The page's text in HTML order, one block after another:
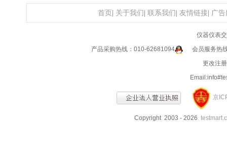
首页 关于我们 联系我们 友情链接| 广告
仪器仪表
产品采购热线：010-62681094
会员服务热
更改注
京
Copyright 2003 - 2026